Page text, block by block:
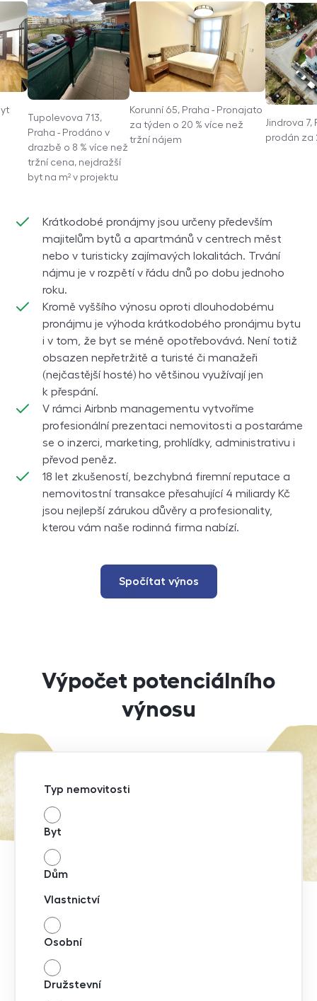
Tupolevova 713,
Praha - Prodáno v
drazbě o 8 % více než
tržní cena, nejdražší
byt na m² v projektu
Korunní 65, Praha - Pronajato
za týden o 20 % více než
tržní nájem
Jindrova 7,
prodán za
Krátkodobé pronájmy jsou určeny především
majitelům bytů a apartmánů v centrech měst
nebo v turisticky zajímavých lokalitách. Trvání
nájmu je v rozpětí v řádu dnů po dobu jednoho
roku.
Kromě vyššího výnosu oproti dlouhodobému
pronájmu je výhoda krátkodobého pronájmu bytu
i v tom, že byt se méně opotřebovává. Není totiž
obsazen nepřetržitě a turisté či manažeři
(nejčastější hosté) ho většinou využívají jen
k přespání.
V rámci Airbnb managementu vytvoříme
profesionální prezentaci nemovitosti a postaráme
se o inzerci, marketing, prohlídky, administrativu i
převod peněz.
18 let zkušeností, bezchybná firemní reputace a
nemovitostní transakce přesahující 4 miliardy Kč
jsou nejlepší zárukou důvěry a profesionality,
kterou vám naše rodinná firma nabízí.
Spočítat výnos
Výpočet potenciálního
výnosu
Typ nemovitosti
Byt
Dům
Vlastnictví
Osobní
Družstevní